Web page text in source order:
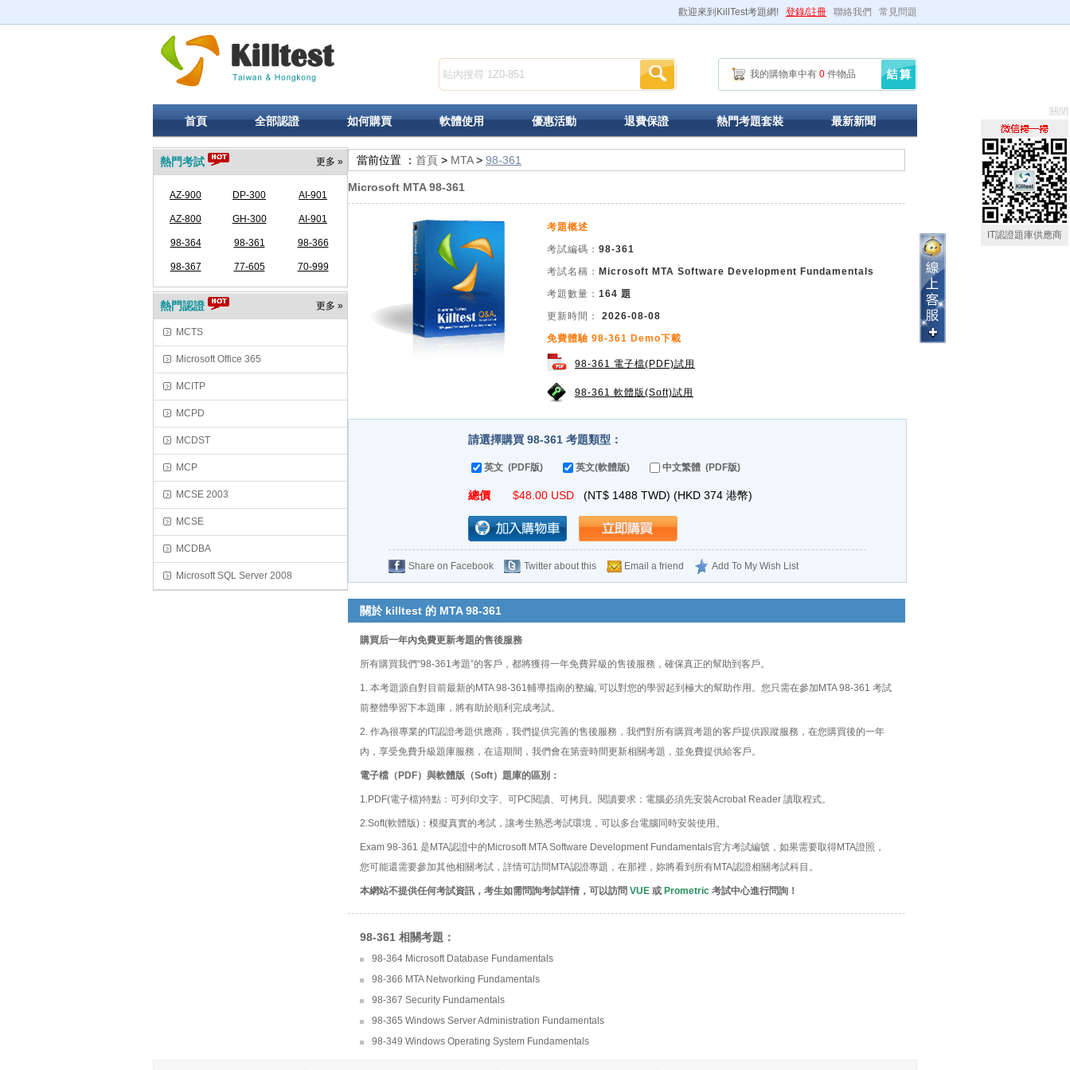
關閉
IT認證題庫供應商
歡迎來到KillTest考題網! 登錄/註冊 聯絡我們 常見問題
我的購物車中有 0 件物品
首頁 全部認證 如何購買 軟體使用 優惠活動 退費保證 熱門考題套裝 最新新聞
更多 »
熱門考試
AZ-900 DP-300 AI-901
AZ-800 GH-300 AI-901
98-364 98-361 98-366
98-367 77-605 70-999
更多 »
熱門認證
MCTS
Microsoft Office 365
MCITP
MCPD
MCDST
MCP
MCSE 2003
MCSE
MCDBA
Microsoft SQL Server 2008
當前位置 ： 首頁 > MTA> 98-361
Microsoft MTA 98-361
考題概述
考試編碼： 98-361
考試名稱： Microsoft MTA Software Development Fundamentals
考題數量： 164 題
更新時間：
2026-08-08
免費體驗 98-361 Demo下載
98-361 電子檔(PDF)試用
98-361 軟體版(Soft)試用
請選擇購買 98-361 考題類型：
英文 (PDF版) 英文(軟體版) 中文繁體 (PDF版)
總價 $48.00 USD (NT$ 1488 TWD) (HKD 374 港幣)
Share on Facebook Twitter about this Email a friend Add To My Wish List
關於 killtest 的 MTA 98-361
購買后一年內免費更新考題的售後服務
所有購買我們“98-361考題”的客戶，都將獲得一年免費昇級的售後服務，確保真正的幫助到客戶。
1. 本考題源自對目前最新的MTA 98-361輔導指南的整編, 可以對您的學習起到極大的幫助作用。您只需在參加MTA 98-361 考試
前整體學習下本題庫，將有助於順利完成考試。
2. 作為很專業的IT認證考題供應商，我們提供完善的售後服務，我們對所有購買考題的客戶提供跟蹤服務，在您購買後的一年
內，享受免費升級題庫服務，在這期間，我們會在第壹時間更新相關考題，並免費提供給客戶。
電子檔（PDF）與軟體版（Soft）題庫的區別：
1.PDF(電子檔)特點：可列印文字、可PC閱讀、可拷貝。閱讀要求：電腦必須先安裝Acrobat Reader 讀取程式。
2.Soft(軟體版)：模擬真實的考試，讓考生熟悉考試環境，可以多台電腦同時安裝使用。
Exam 98-361 是MTA認證中的Microsoft MTA Software Development Fundamentals官方考試編號，如果需要取得MTA證照，
您可能還需要參加其他相關考試，詳情可訪問MTA認證專題，在那裡，妳將看到所有MTA認證相關考試科目。
本網站不提供任何考試資訊，考生如需問詢考試詳情，可以訪問 VUE 或 Prometric 考試中心進行問詢！
98-361 相關考題：
98-364 Microsoft Database Fundamentals
98-366 MTA Networking Fundamentals
98-367 Security Fundamentals
98-365 Windows Server Administration Fundamentals
98-349 Windows Operating System Fundamentals